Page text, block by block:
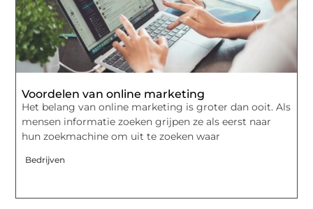
Voordelen van online marketing
Het belang van online marketing is groter dan ooit. Als
mensen informatie zoeken grijpen ze als eerst naar
hun zoekmachine om uit te zoeken waar
Bedrijven